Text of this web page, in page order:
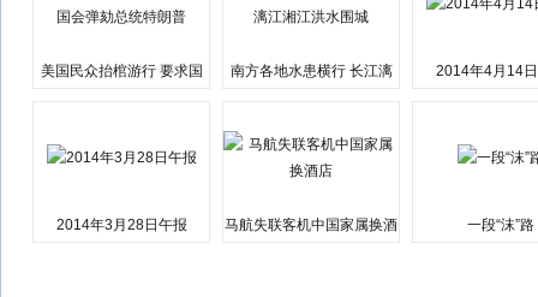
美国民众抬棺游行 要求国
南方各地水患横行 长江漓
2014年4月14
2014年3月28日午报
马航失联客机中国家属换酒
一段“沫”路